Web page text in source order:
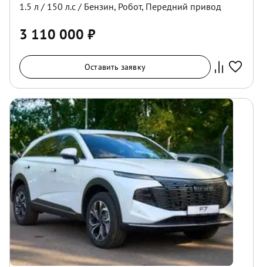
1.5 л / 150 л.с / Бензин, Робот, Передний привод
3 110 000 ₽
Оставить заявку